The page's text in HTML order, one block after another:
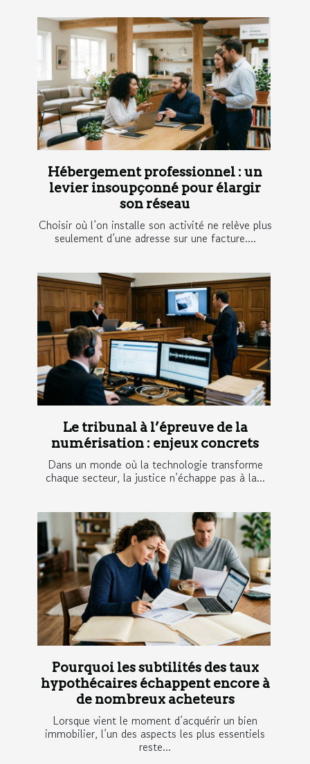
Hébergement professionnel : un
levier insoupçonné pour élargir
son réseau
Choisir où l’on installe son activité ne relève plus
seulement d’une adresse sur une facture....
Le tribunal à l’épreuve de la
numérisation : enjeux concrets
Dans un monde où la technologie transforme
chaque secteur, la justice n’échappe pas à la...
Pourquoi les subtilités des taux
hypothécaires échappent encore à
de nombreux acheteurs
Lorsque vient le moment d’acquérir un bien
immobilier, l’un des aspects les plus essentiels
reste...